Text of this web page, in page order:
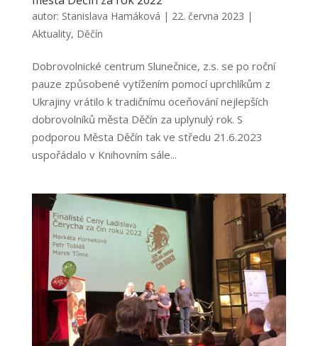
autor: Stanislava Hamáková | 22. června 2023 |
Aktuality, Děčín
Dobrovolnické centrum Slunečnice, z.s. se po roční
pauze způsobené vytížením pomocí uprchlíkům z
Ukrajiny vrátilo k tradičnímu oceňování nejlepších
dobrovolníků města Děčín za uplynulý rok. S
podporou Města Děčín tak ve středu 21.6.2023
uspořádalo v Knihovním sále...